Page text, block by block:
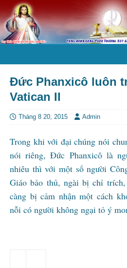
Đức Phanxicô luôn
Vatican II
Tháng 8 20, 2015 Admin
Trong khi với đại chúng nói
nói riêng, Đức Phanxicô là
nhiêu thì với một số người
Giáo bảo thủ, ngài bị chỉ
càng bị cảm nhận một cách
nỗi có người không ngại tỏ ý